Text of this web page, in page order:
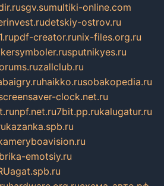
sgv.sumultiki-online.com
detskiy-ostrov.ru
pdf-creator.runix-files.org.ru
sputnikyes.ru
zallclub.ru
haikko.rusobakopedia.ru
clock.net.ru
npf.net.ru7bit.pp.rukalugatur.ru
kazanka.spb.ru
emotsiy.ru
agat.spb.ru